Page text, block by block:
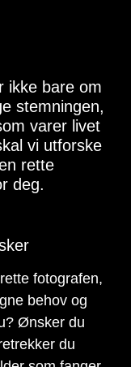
ikke bare om
stemningen,
varer livet
vi utforske
rette
deg.
fotografen,
behov og
Ønsker du
du